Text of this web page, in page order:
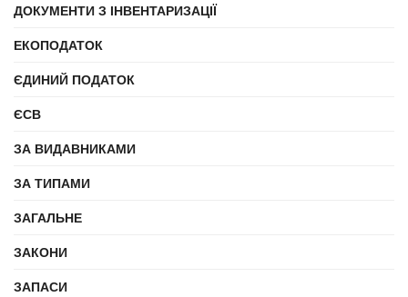
ДОКУМЕНТИ З ІНВЕНТАРИЗАЦІЇ
ЕКОПОДАТОК
ЄДИНИЙ ПОДАТОК
ЄСВ
ЗА ВИДАВНИКАМИ
ЗА ТИПАМИ
ЗАГАЛЬНЕ
ЗАКОНИ
ЗАПАСИ